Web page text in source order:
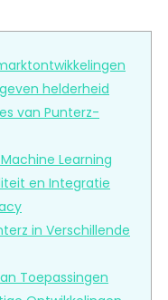
helderheid
van Punterz-
Learning
en Integratie
in Verschillende
Toepassingen